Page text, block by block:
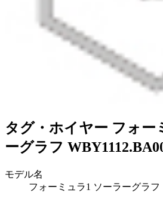
タグ・ホイヤー フォー
ーグラフ
モデル名
フォーミュラ1 ソーラーグラフ